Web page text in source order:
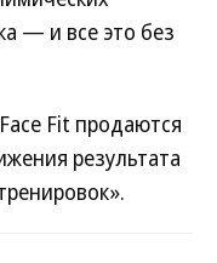
— и все это без
Fit продаются
результата